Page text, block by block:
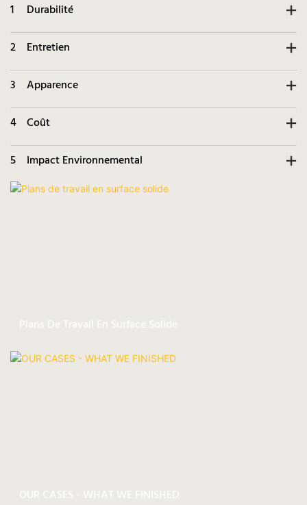
1
Durabilité
2 Entretien
3 Apparence
4 Coût
5 Impact Environnemental
Plans De Travail En Surface Solide
OUR CASES - WHAT WE FINISHED